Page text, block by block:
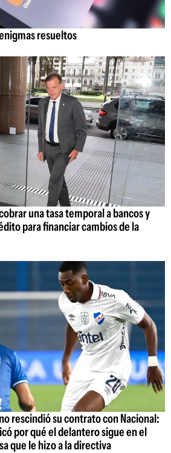
resueltos
una tasa temporal a bancos y
para financiar cambios de la
rescindió su contrato con Nacional:
por qué el delantero sigue en el
que le hizo a la directiva